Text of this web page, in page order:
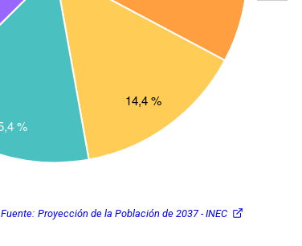
Fuente: Proyección de la Población de 2037 - INEC